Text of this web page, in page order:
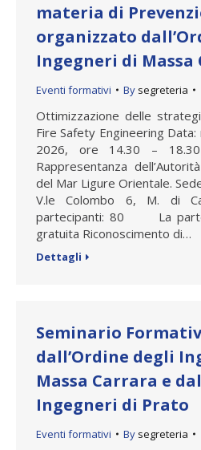
materia di
organizzato
Ingegneri di Massa
Eventi formativi By segreteria
Ottimizzazione delle
Fire Safety Engineering
2026, ore 14.30 –
Rappresentanza
del Mar Ligure Orientale.
V.le Colombo 6, M. di
partecipanti: 80 La
gratuita Riconoscimento di…
Dettagli
Seminario
dall’Ordine degli
Massa Carrara e
Ingegneri di Prato
Eventi formativi By segreteria